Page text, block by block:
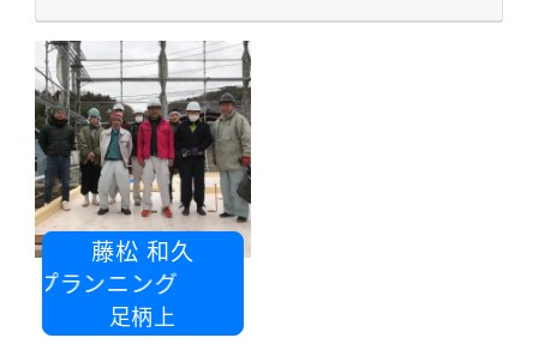
藤松 和久
プランニング
足柄上